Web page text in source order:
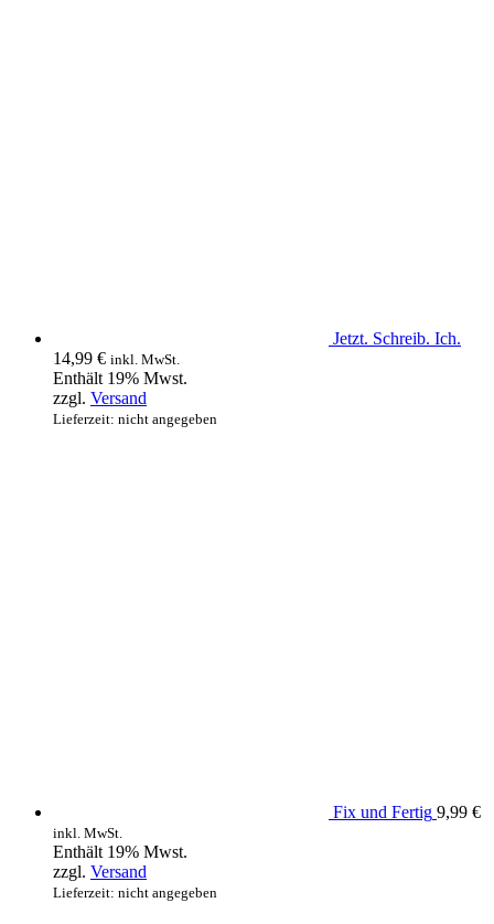
Jetzt. Schreib. Ich.
14,99 € inkl. MwSt.
Enthält 19% Mwst.
zzgl. Versand
Lieferzeit: nicht angegeben
Fix und Fertig 9,99 €
inkl. MwSt.
Enthält 19% Mwst.
zzgl. Versand
Lieferzeit: nicht angegeben